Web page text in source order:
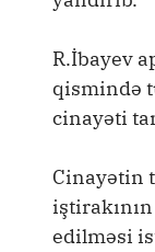
R.İbayev
qismində
cinayəti
Cinayətin
edilməsi